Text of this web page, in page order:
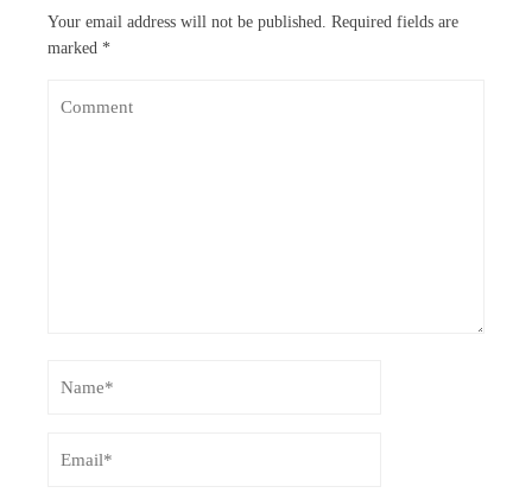
Your email address will not be published. Required fields are
marked *